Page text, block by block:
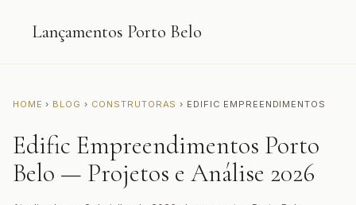
Lançamentos Porto Belo
HOME › BLOG › CONSTRUTORAS › EDIFIC EMPREENDIMENTOS
Edific Empreendimentos Porto
Belo — Projetos e Análise 2026